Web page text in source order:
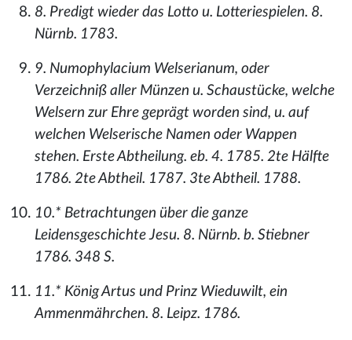
8. Predigt wieder das Lotto u. Lotteriespielen. 8.
Nürnb. 1783.
9. Numophylacium Welserianum, oder
Verzeichniß aller Münzen u. Schaustücke, welche
Welsern zur Ehre geprägt worden sind, u. auf
welchen Welserische Namen oder Wappen
stehen. Erste Abtheilung. eb. 4. 1785. 2te Hälfte
1786. 2te Abtheil. 1787. 3te Abtheil. 1788.
10.* Betrachtungen über die ganze
Leidensgeschichte Jesu. 8. Nürnb. b. Stiebner
1786. 348 S.
11.* König Artus und Prinz Wieduwilt, ein
Ammenmährchen. 8. Leipz. 1786.